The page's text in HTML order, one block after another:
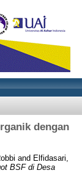
dengan
and Elfidasari,
BSF di Desa